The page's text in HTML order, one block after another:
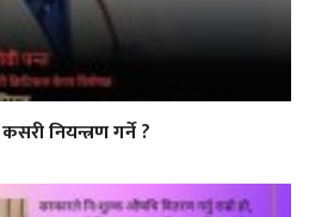
नियन्त्रण गर्ने ?